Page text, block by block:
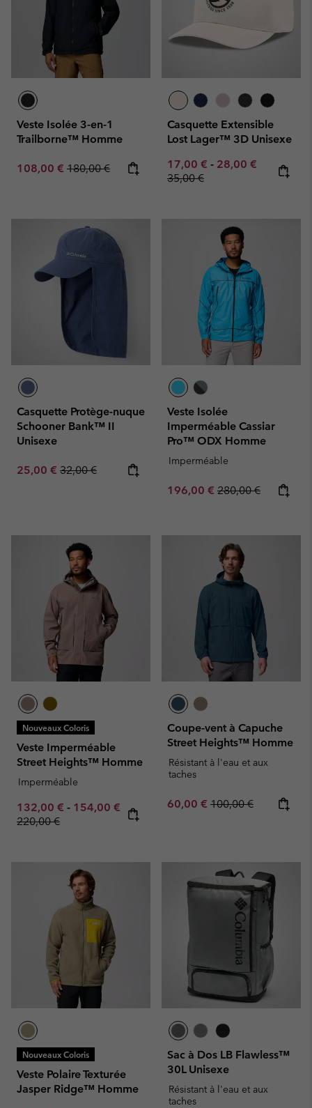
Veste Isolée 3-en-1
Trailborne™ Homme
Sale price:
108,00 € Regular price:
180,00 €
Casquette Extensible
Lost Lager™ 3D Unisexe
Minimum sale price:
17,00 € - Maximum sale
28,00 € Regular
35,00 €
Casquette Protège-nuque
Schooner Bank™ II
Unisexe
Sale price:
25,00 € Regular price:
32,00 €
Veste Isolée
Imperméable Cassiar
Pro™ ODX Homme
Imperméable
Sale price:
196,00 € Regular price:
280,00 €
Nouveaux Coloris
Veste Imperméable
Street Heights™ Homme
Imperméable
Minimum sale price:
132,00 € - Maximum sale price:
154,00 €
Regular price:
220,00 €
Coupe-vent à Capuche
Street Heights™ Homme
Résistant à l'eau et aux
taches
Sale price:
60,00 € Regular price:
100,00 €
Nouveaux Coloris
Veste Polaire Texturée
Jasper Ridge™ Homme
Sac à Dos LB Flawless™
30L Unisexe
Résistant à l'eau et aux
taches